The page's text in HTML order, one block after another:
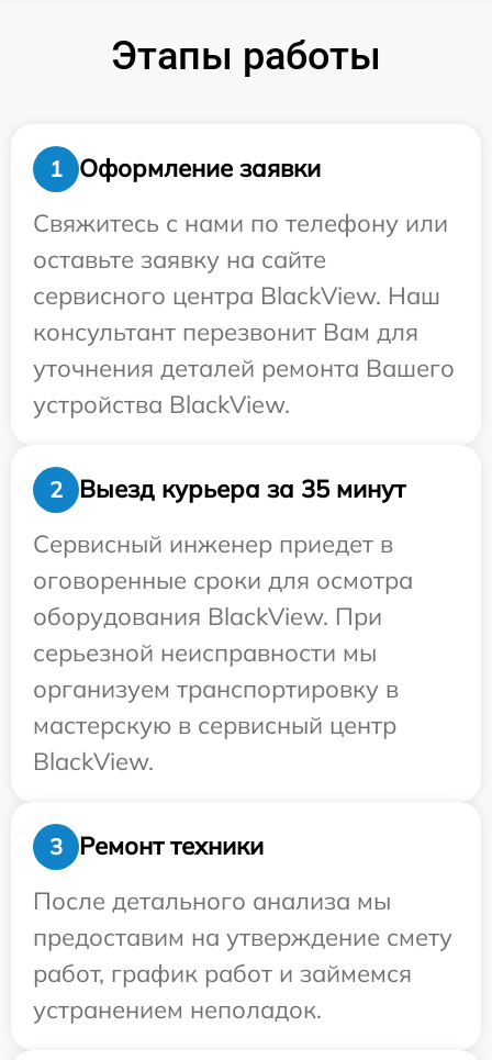
Этапы работы
1
Оформление заявки
Свяжитесь с нами по телефону или
оставьте заявку на сайте
сервисного центра BlackView. Наш
консультант перезвонит Вам для
уточнения деталей ремонта Вашего
устройства BlackView.
2
Выезд курьера за 35 минут
Сервисный инженер приедет в
оговоренные сроки для осмотра
оборудования BlackView. При
серьезной неисправности мы
организуем транспортировку в
мастерскую в сервисный центр
BlackView.
3
Ремонт техники
После детального анализа мы
предоставим на утверждение смету
работ, график работ и займемся
устранением неполадок.